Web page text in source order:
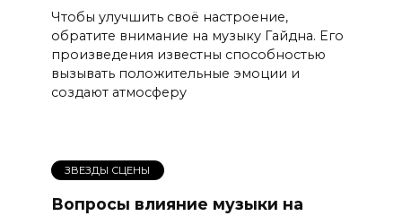
Чтобы улучшить своё настроение,
обратите внимание на музыку Гайдна. Его
произведения известны способностью
вызывать положительные эмоции и
создают атмосферу
ЗВЕЗДЫ СЦЕНЫ
Вопросы влияние музыки на